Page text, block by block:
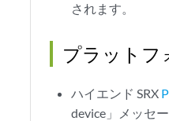
されます。
プラットフ
ハイエンド SRX
device」メッセ